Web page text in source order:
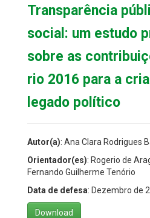
Transparência
social: um estudo
sobre as
rio 2016 para a
legado político
Autor(a): Ana Clara Rodrigues
Orientador(es): Rogerio de
Fernando Guilherme Tenório
Data de defesa: Dezembro de
Download